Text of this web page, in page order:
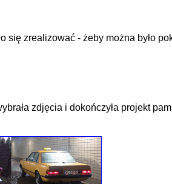
się zrealizować - żeby można było
zdjęcia i dokończyła projekt